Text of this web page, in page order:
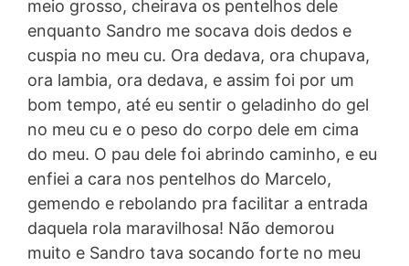
meio grosso, cheirava os pentelhos dele
enquanto Sandro me socava dois dedos e
cuspia no meu cu. Ora dedava, ora chupava,
ora lambia, ora dedava, e assim foi por um
bom tempo, até eu sentir o geladinho do gel
no meu cu e o peso do corpo dele em cima
do meu. O pau dele foi abrindo caminho, e eu
enfiei a cara nos pentelhos do Marcelo,
gemendo e rebolando pra facilitar a entrada
daquela rola maravilhosa! Não demorou
muito e Sandro tava socando forte no meu